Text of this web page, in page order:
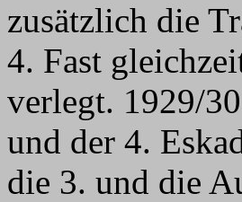
zusätzlich die
4. Fast
verlegt. 1929/
und der 4.
die 3. und die